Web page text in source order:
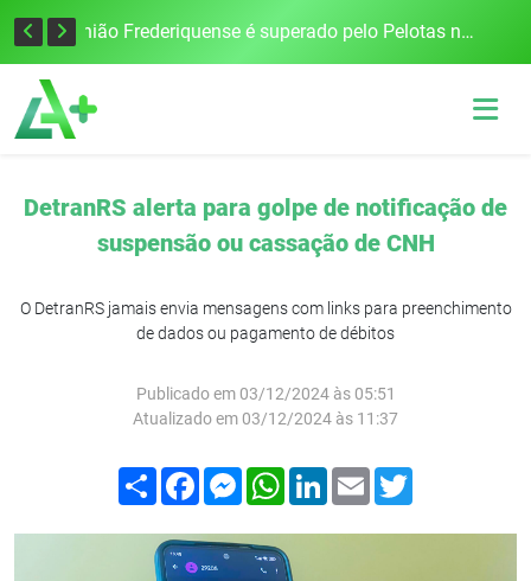
Governo Estadual e União homologam situação de emergência em Frederico Westphalen após vendaval União Frederiquense é superado pelo Pelotas na Boca do Lobo
DetranRS alerta para golpe de notificação de
suspensão ou cassação de CNH
O DetranRS jamais envia mensagens com links para preenchimento
de dados ou pagamento de débitos
Publicado em 03/12/2024 às 05:51
Atualizado em 03/12/2024 às 11:37
Compartilhar
FacebookMessenger
WhatsApp
LinkedIn
Email